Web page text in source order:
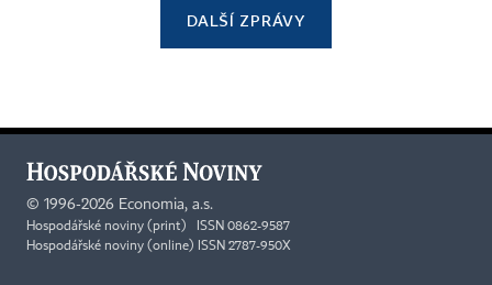
DALŠÍ ZPRÁVY
© 1996-2026 Economia, a.s.
Hospodářské noviny (print) ISSN 0862-9587
Hospodářské noviny (online) ISSN 2787-950X